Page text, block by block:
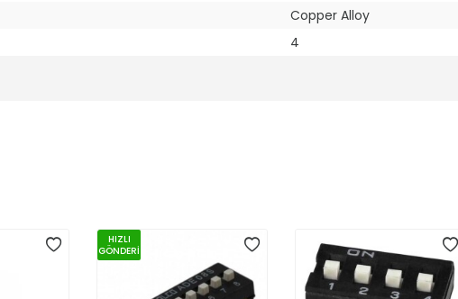
Copper Alloy
4
HIZLI
GÖNDERİ